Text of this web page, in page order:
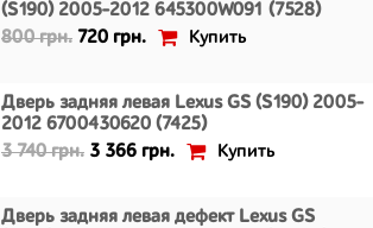
(S190) 2005-2012 645300W091 (7528)
800 грн. 720 грн. Купить
Дверь задняя левая Lexus GS (S190) 2005-
2012 6700430620 (7425)
3 740 грн. 3 366 грн. Купить
Дверь задняя левая дефект Lexus GS